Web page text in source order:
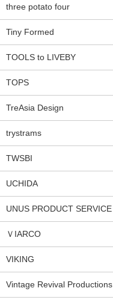
three potato four
Tiny Formed
TOOLS to LIVEBY
TOPS
TreAsia Design
trystrams
TWSBI
UCHIDA
UNUS PRODUCT SERVICE
ＶIARCO
VIKING
Vintage Revival Productions